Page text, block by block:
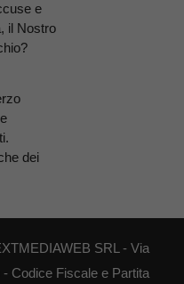
e
il Nostro
dei
SRL - Via
Codice Fiscale e Partita